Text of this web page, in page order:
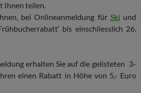
Ihnen teilen.
bei Onlineanmeldung für Ski und
bis einschliesslich 26.
erhalten Sie auf die gelisteten 3-
einen Rabatt in Höhe von 5,- Euro